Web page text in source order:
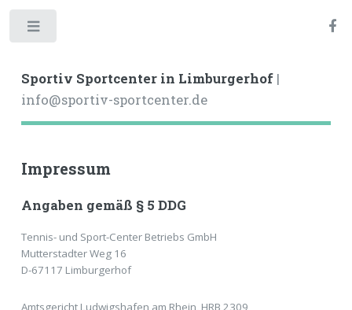
Sportiv Sportcenter in Limburgerhof|
info@sportiv-sportcenter.de
Impressum
Angaben gemäß § 5 DDG
Tennis- und Sport-Center Betriebs GmbH
Mutterstadter Weg 16
D-67117 Limburgerhof
Amtsgericht Ludwigshafen am Rhein, HRB 2309